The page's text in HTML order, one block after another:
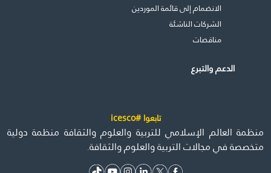
الانضمام إلى قائمة الموردين
الشركات الناشئة
مناقصات
الدعم والتبرع
تابعوا #icesco
منظمة العالم الإسلامي للتربية والعلوم والثقافة منظمة دولية
متخصصة في مجالات التربية والعلوم والثقافة.